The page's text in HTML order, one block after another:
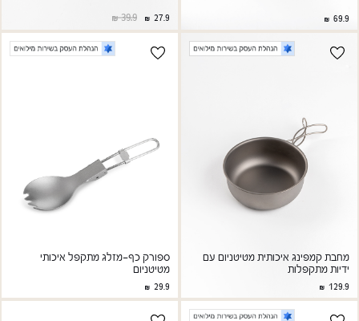
69.9
27.9
39.9
מחבת קמפינג איכותית מטיטניום עם
ידיות מתקפלות
129.9
ספורק כף-מזלג מתקפל איכותי
מטיטניום
29.9